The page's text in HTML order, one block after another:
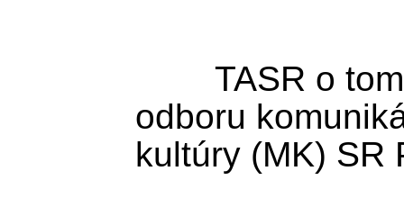
odboru
kultúry (MK) SR